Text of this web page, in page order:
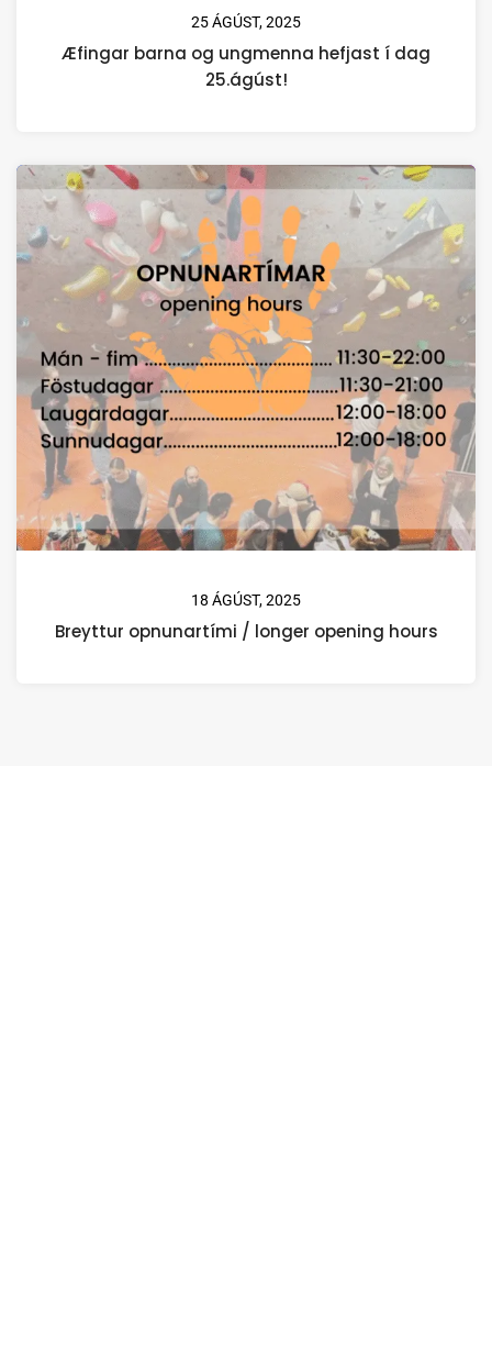
25 ÁGÚST, 2025
Æfingar barna og ungmenna hefjast í dag
25.ágúst!
18 ÁGÚST, 2025
Breyttur opnunartími / longer opening hours